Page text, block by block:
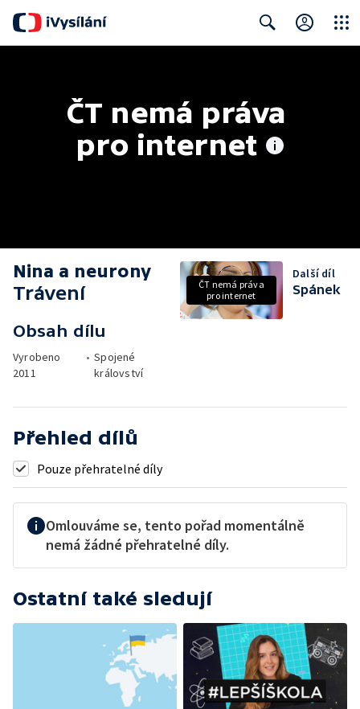
ČT nemá práva
pro internet
Nina a neurony
Trávení
Obsah dílu
Vyrobeno
2011
• Spojené
království
ČT nemá práva
pro internet
Další díl
Spánek
Přehled dílů
Pouze přehratelné díly
Omlouváme se, tento pořad momentálně
nemá žádné přehratelné díly.
Ostatní také sledují